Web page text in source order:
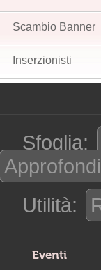
Scambio Banner
Inserzionisti
Sfoglia:
Utilità:
Eventi